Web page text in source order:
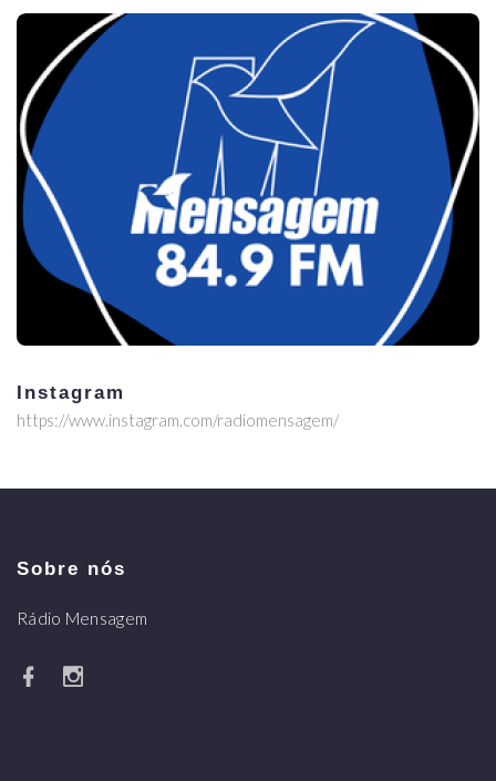
Instagram
https://www.instagram.com/radiomensagem/
Sobre nós
Rádio Mensagem